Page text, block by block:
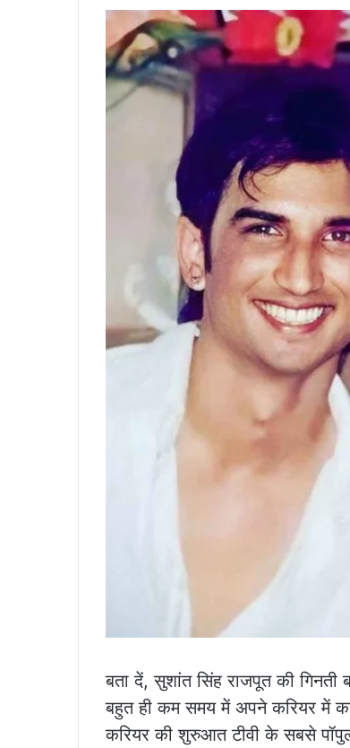
बता दें, सुशांत सिंह राजपूत की
बहुत ही कम समय में अपने करियर में
करियर की शुरुआत टीवी के सबसे